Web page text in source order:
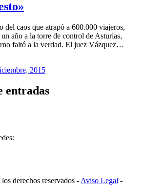
del caos que atrapó a 600.000 viajeros,
año a la torre de control de Asturias,
faltó a la verdad. El juez Vázquez…
2015
entradas
derechos reservados - Aviso Legal -